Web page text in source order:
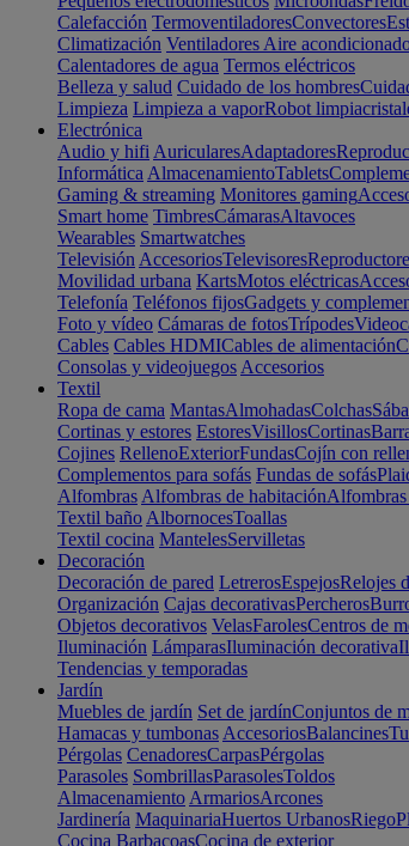
Calefacción TermoventiladoresConvectores
Climatización Ventiladores Aire
Calentadores de agua Termos eléctricos
Belleza y salud Cuidado de los hombres
Limpieza Limpieza a vaporRobot
Electrónica
Audio y hifi AuricularesAdaptadores
Informática AlmacenamientoTablets
Gaming & streaming Monitores gaming
Smart home TimbresCámarasAltavoces
Wearables Smartwatches
Televisión AccesoriosTelevisores
Movilidad urbana KartsMotos eléctricas
Telefonía Teléfonos fijosGadgets y
Foto y vídeo Cámaras de fotosTrípodes
Cables Cables HDMICables de alimentación
Consolas y videojuegos Accesorios
Textil
Ropa de cama MantasAlmohadasColchas
Cortinas y estores EstoresVisillosCortinas
Cojines RellenoExteriorFundasCojín con
Complementos para sofás Fundas de sofás
Alfombras Alfombras de habitaciónAlfombras
Textil baño AlbornocesToallas
Textil cocina MantelesServilletas
Decoración
Decoración de pared LetrerosEspejosRelojes
Organización Cajas decorativasPercheros
Objetos decorativos VelasFarolesCentros de
Iluminación LámparasIluminación decorativa
Tendencias y temporadas
Jardín
Muebles de jardín Set de jardínConjuntos de
Hamacas y tumbonas AccesoriosBalancines
Pérgolas CenadoresCarpasPérgolas
Parasoles SombrillasParasolesToldos
Almacenamiento ArmariosArcones
Jardinería MaquinariaHuertos UrbanosRiego
Cocina BarbacoasCocina de exterior